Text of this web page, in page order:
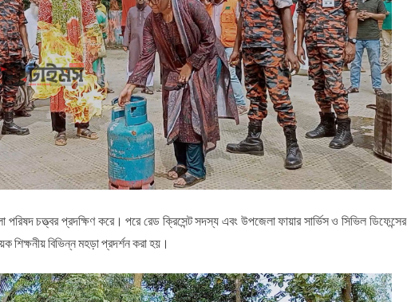
চত্ত্বর প্রদক্ষিণ করে। পরে রেড ক্রিসেন্ট সদস্য এবং উপজেলা ফায়ার সার্ভিস ও সিভিল ডিফেন্সের
বিভিন্ন মহড়া প্রদর্শন করা হয়।